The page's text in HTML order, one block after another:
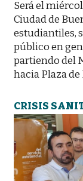
Será el
Ciudad de
estudiantiles,
público en
partiendo del
hacia Plaza de
CRISIS